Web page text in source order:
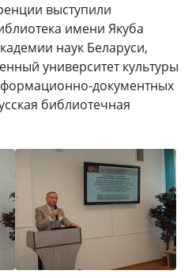
выступили
имени Якуба
наук Беларуси,
университет культуры
документных
библиотечная